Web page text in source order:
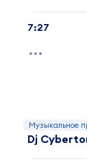
7:27
Музыкальное
Dj